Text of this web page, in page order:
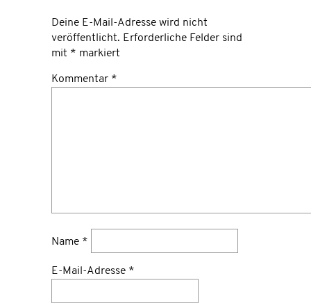
Deine E-Mail-Adresse wird nicht
veröffentlicht. Erforderliche Felder sind
mit * markiert
Kommentar *
Name *
E-Mail-Adresse *